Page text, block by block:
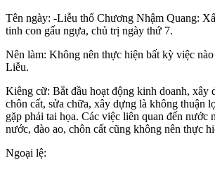
Tên ngày: -Liễu thổ Chương Nhậm Quang:
tinh con gấu ngựa, chủ trị ngày thứ 7.
Nên làm: Không nên thực hiện bất kỳ việc
Liễu.
Kiêng cữ: Bắt đầu hoạt động kinh doanh, xây
chôn cất, sửa chữa, xây dựng là không thuận
gặp phải tai họa. Các việc liên quan đến nước
nước, đào ao, chôn cất cũng không nên thực
Ngoại lệ: